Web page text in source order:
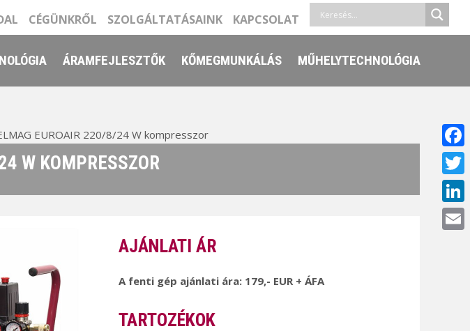
CÉGÜNKRŐL SZOLGÁLTATÁSAINK KAPCSOLAT
ÁRAMFEJLESZTŐK KŐMEGMUNKÁLÁS MŰHELYTECHNOLÓGIA
EUROAIR 220/8/24 W kompresszor
W KOMPRESSZOR
AJÁNLATI ÁR
A fenti gép ajánlati ára: 179,- EUR + ÁFA
TARTOZÉKOK